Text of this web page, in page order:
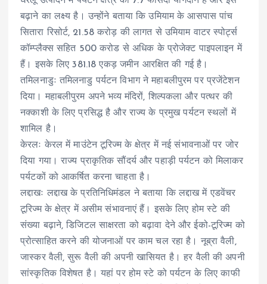
बढ़ाने का लक्ष्य है। उन्होंने बताया कि उमियाम के आसपास पांच
सितारा रिसोर्ट, 21.58 करोड़ की लागत से उमियाम वाटर स्पोर्ट्स
कॉम्प्लैक्स सहित 500 करोड से अधिक के प्रोजेक्ट पाइपलाइन में
हैं। इसके लिए 381.18 एकड़ जमीन आरक्षित की गई है।
तमिलनाडुः तमिलनाडु पर्यटन विभाग ने महाबलीपुरम पर प्रजेंटेशन
दिया। महाबलीपुरम अपने भव्य मंदिरों, शिल्पकला और पत्थर की
नक्काशी के लिए प्रसिद्ध है और राज्य के प्रमुख पर्यटन स्थलों में
शामिल है।
केरलः केरल में माउंटेन टूरिज्म के क्षेत्र में नई संभावनाओं पर जोर
दिया गया। राज्य प्राकृतिक सौंदर्य और पहाड़ी पर्यटन को मिलाकर
पर्यटकों को आकर्षित करना चाहता है।
लद्दाखः लद्दाख के प्रतिनिधिमंडल ने बताया कि लद्दाख में एडवेंचर
टूरिज्म के क्षेत्र में असीम संभावनाएं हैं। इसके लिए होम स्टे की
संख्या बढ़ाने, डिजिटल साक्षरता को बढ़ावा देने और ईको-टूरिज्म को
प्रोत्साहित करने की योजनाओं पर काम चल रहा है। नूब्रा वैली,
जास्कर वैली, सुरू वैली की अपनी खासियत है। हर वैली की अपनी
सांस्कृतिक विशेषत है। यहां पर होम स्टे को पर्यटन के लिए काफी